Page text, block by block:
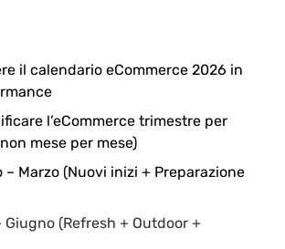
il calendario eCommerce 2026 in
l’eCommerce trimestre per
mese per mese)
– Marzo (Nuovi inizi + Preparazione
Giugno (Refresh + Outdoor +